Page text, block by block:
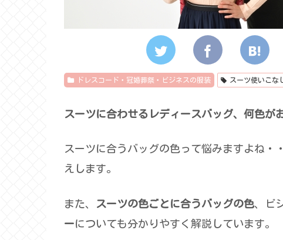
ドレスコード・冠婚葬祭・ビジネスの服装 スーツ使いこな
スーツに合わせるレディースバッグ、何色が
スーツに合うバッグの色って悩みますよね・・
えします。
また、 スーツの色ごとに合うバッグの色、ビ
ーについても分かりやすく解説しています。